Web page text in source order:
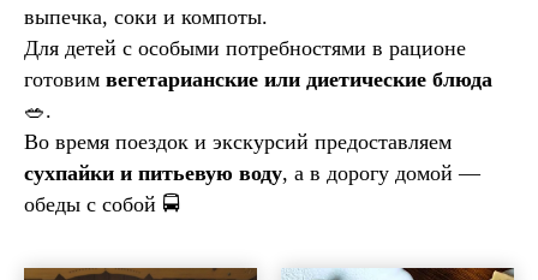
выпечка, соки и компоты.
Для детей с особыми потребностями в рационе
готовим вегетарианские или диетические блюда
🥗.
Во время поездок и экскурсий предоставляем
сухпайки и питьевую воду, а в дорогу домой —
обеды с собой 🚍